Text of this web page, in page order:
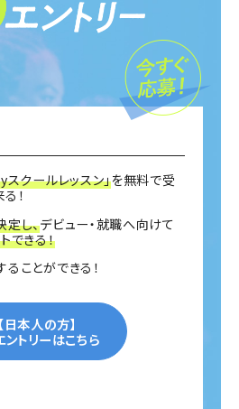
スクールレッスン」を無料で受
！
し、デビュー・就職へ向けて
できる！
ることができる！
【日本人の方】
ントリーはこちら